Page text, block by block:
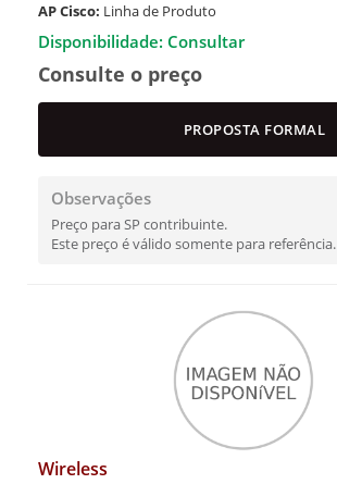
AP Cisco: Linha de Produto
Disponibilidade: Consultar
Consulte o preço
PROPOSTA FORMAL
Observações
Preço para SP contribuinte.
Este preço é válido somente para referência.
Wireless